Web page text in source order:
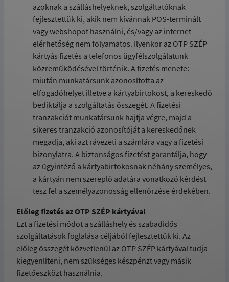
azoknak a szálláshelyeknek, szolgáltatóknak
fejlesztettük ki, akik nem kívánnak POS-terminált
vagy webshopot használni, és/vagy az internet-
elérhetőség nem folyamatos. Ilyenkor az OTP SZÉP
kártyás fizetés a telefonos ügyfélszolgálatunk
közreműködésével történik. A fizetés menete:
miután munkatársunk azonosította az
elfogadóhelyet illetve a kártyabirtokost, a kereskedő
bediktálja a szolgáltatás összegét. A fizetési
tranzakciót munkatársunk hajtja végre, majd a
sikeres tranzakció azonosítóját a kereskedőnek
megadja, aki azt rávezeti a számlára vagy a fizetési
bizonylatra. A biztonságos fizetést garantálja, hogy
az ügyintéző a kártyabirtokosnak néhány személyes,
a kártyán nem szereplő adatára vonatkozó kérdést
tesz fel a személyazonosság ellenőrzése érdekében.
Előleg fizetés az OTP SZÉP kártyával
Ezt a fizetési módot a szálláshely és szabadidős
szolgáltatások foglalása céljából fejlesztettük ki. Az
előleg összegét közvetlenül az OTP SZÉP kártyával tudja
kiegyenlíteni, nem szükséges készpénzt vagy másik
fizetőeszközt használnia.